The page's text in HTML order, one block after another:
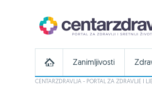
Zanimljivosti
CENTARZDRAVLJA - PORTAL ZA ZDRAVLJE I